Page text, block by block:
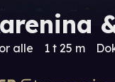
alle 1 t 25 m